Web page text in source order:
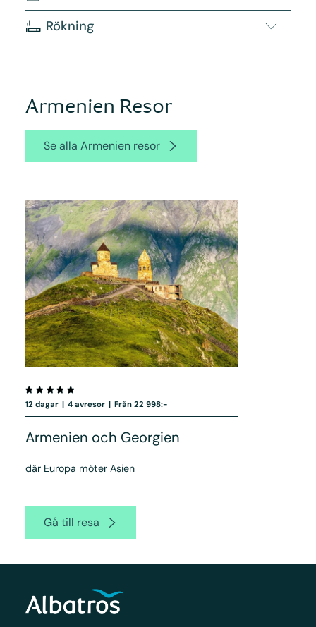
Rökning
Armenien Resor
Se alla Armenien resor
12 dagar | 4 avresor | Från 22 998:-
Armenien och Georgien
där Europa möter Asien
Gå till resa